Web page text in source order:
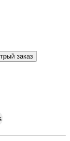
заказ